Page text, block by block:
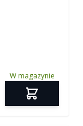
W magazynie